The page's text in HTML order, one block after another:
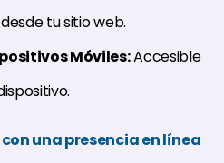
tu sitio web.
Móviles:Accesible
una presencia en línea